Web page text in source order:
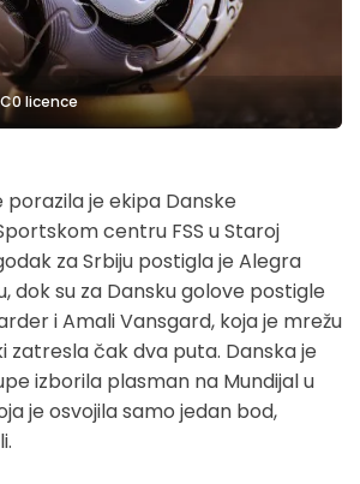
licence
porazila je ekipa Danske
centru FSS u Staroj
za Srbiju postigla je Alegra
dok su za Dansku golove postigle
i Amali Vansgard, koja je mrežu
zatresla čak dva puta. Danska je
izborila plasman na Mundijal u
je osvojila samo jedan bod,